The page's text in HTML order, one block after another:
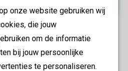
onze website gebruiken wij
die jouw
om de informatie
bij jouw persoonlijke
te personaliseren.